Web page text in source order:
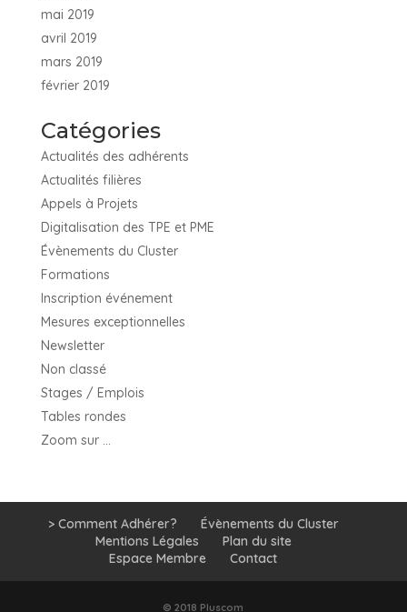
mai 2019
avril 2019
mars 2019
février 2019
Catégories
Actualités des adhérents
Actualités filières
Appels à Projets
Digitalisation des TPE et PME
Évènements du Cluster
Formations
Inscription événement
Mesures exceptionnelles
Newsletter
Non classé
Stages / Emplois
Tables rondes
Zoom sur …
> Comment Adhérer?
Évènements du Cluster
Mentions Légales
Plan du site
Espace Membre
Contact
© 2018 Pluscom